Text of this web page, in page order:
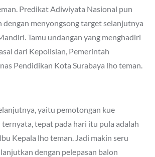
Predikat Adiwiyata Nasional pun
dengan menyongsong target selanjutnya
Tamu undangan yang menghadiri
dari Kepolisian, Pemerintah
Pendidikan Kota Surabaya lho teman.
yaitu pemotongan kue
tepat pada hari itu pula adalah
Kepala lho teman. Jadi makin seru
dengan pelepasan balon